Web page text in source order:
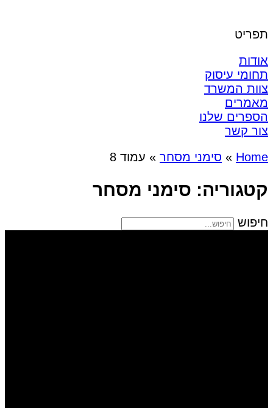
תפריט
אודות
תחומי עיסוק
צוות המשרד
מאמרים
הספרים שלנו
צור קשר
Home
» סימני מסחר » עמוד 8
קטגוריה: סימני מסחר
חיפוש